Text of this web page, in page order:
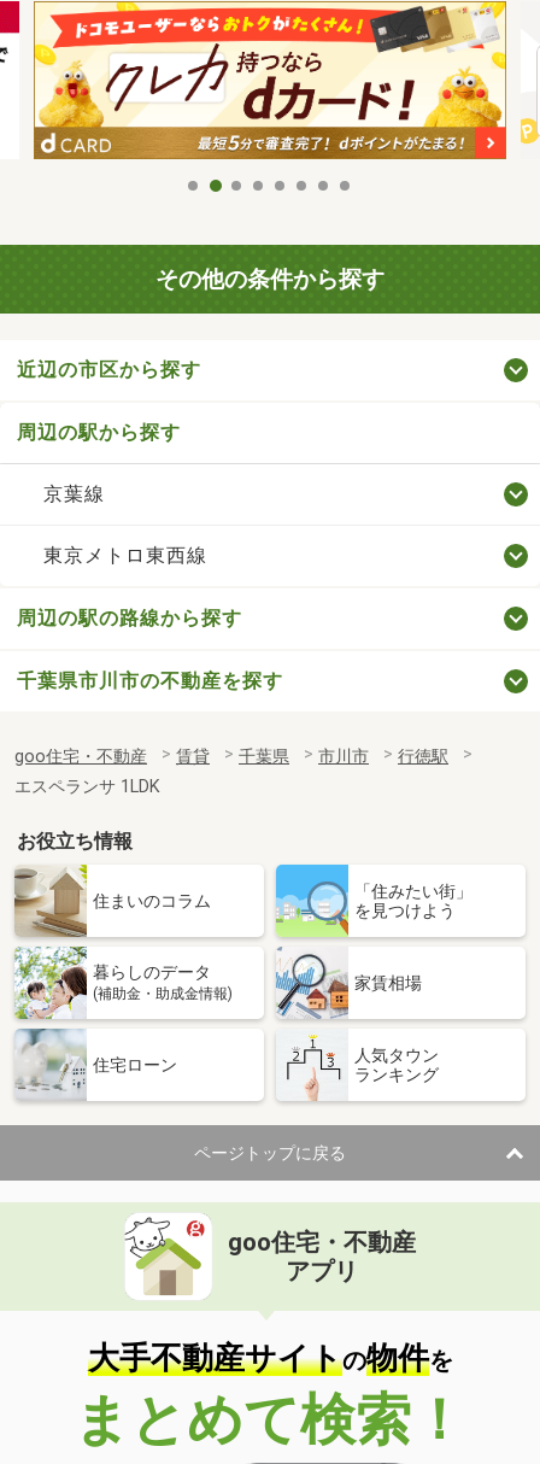
その他の条件から探す
近辺の市区から探す
周辺の駅から探す
京葉線
東京メトロ東西線
周辺の駅の路線から探す
千葉県市川市の不動産を探す
goo住宅・不動産 賃貸 千葉県 市川市
行徳駅
エスペランサ 1LDK
お役立ち情報
住まいのコラム
「住みたい街」
を見つけよう
暮らしのデータ
(補助金・助成金情報)
家賃相場
住宅ローン
人気タウン
ランキング
ページトップに戻る
goo住宅・不動産
アプリ
大手不動産サイトの物件を
まとめて検索！